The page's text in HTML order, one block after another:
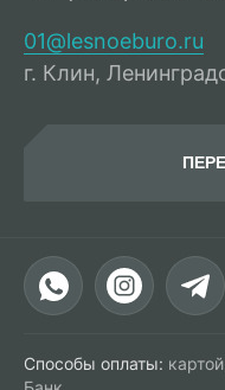
01@lesnoeburo.ru
г. Клин,
Способы оплаты: